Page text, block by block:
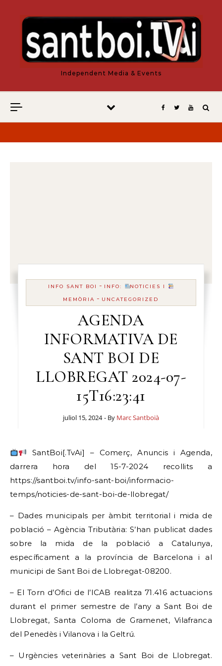
Independent Media & Events
INFO SANT BOI - INFO:
NOTICIES I
MEMÒRIA - UNCATEGORIZED
AGENDA
INFORMATIVA DE
SANT BOI DE
LLOBREGAT 2024-07-
15T16:23:41
juliol 15, 2024 - By Marc Santboià
SantBoi[.TvAi] – Comerç, Anuncis i Agenda,
darrera hora del 15-7-2024 recollits a
https://santboi.tv/info-sant-boi/informacio-
temps/noticies-de-sant-boi-de-llobregat/
– Dades municipals per àmbit territorial i mida de
població – Agència Tributària: S’han publicat dades
sobre la mida de la població a Catalunya,
específicament a la província de Barcelona i al
municipi de Sant Boi de Llobregat-08200.
– El Torn d’Ofici de l’ICAB realitza 71.416 actuacions
durant el primer semestre de l’any a Sant Boi de
Llobregat, Santa Coloma de Gramenet, Vilafranca
del Penedès i Vilanova i la Geltrú.
– Urgències veterinàries a Sant Boi de Llobregat.